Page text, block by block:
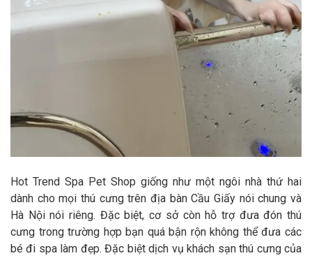
Hot Trend Spa Pet Shop giống như một ngôi nhà thứ hai
dành cho mọi thú cưng trên địa bàn Cầu Giấy nói chung và
Hà Nội nói riêng. Đặc biệt, cơ sở còn hỗ trợ đưa đón thú
cưng trong trường hợp bạn quá bận rộn không thể đưa các
bé đi spa làm đẹp. Đặc biệt dịch vụ khách sạn thú cưng của